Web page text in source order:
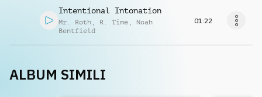
Intentional Intonation
Mr. Roth , R. Time , Noah
Bentfield
01:22
ALBUM SIMILI